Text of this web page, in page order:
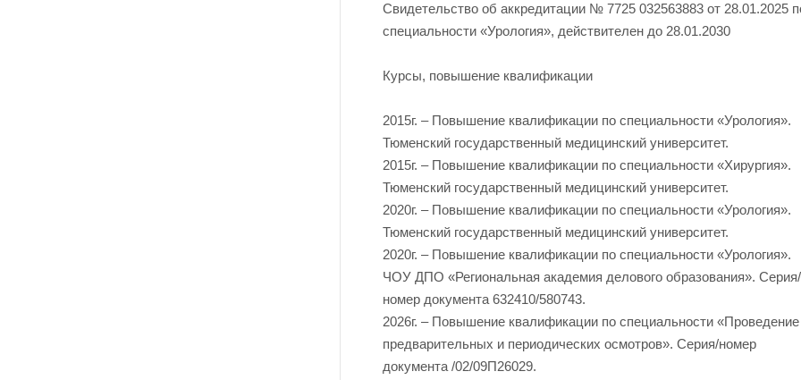
Свидетельство об аккредитации № 7725 032563883 от 28.01.2025
специальности «Урология», действителен до 28.01.2030
Курсы, повышение квалификации
2015г. – Повышение квалификации по специальности «Урология».
Тюменский государственный медицинский университет.
2015г. – Повышение квалификации по специальности «Хирургия».
Тюменский государственный медицинский университет.
2020г. – Повышение квалификации по специальности «Урология».
Тюменский государственный медицинский университет.
2020г. – Повышение квалификации по специальности «Урология».
ЧОУ ДПО «Региональная академия делового образования». Серия/
номер документа 632410/580743.
2026г. – Повышение квалификации по специальности «Проведение
предварительных и периодических осмотров». Серия/номер
документа /02/09П26029.